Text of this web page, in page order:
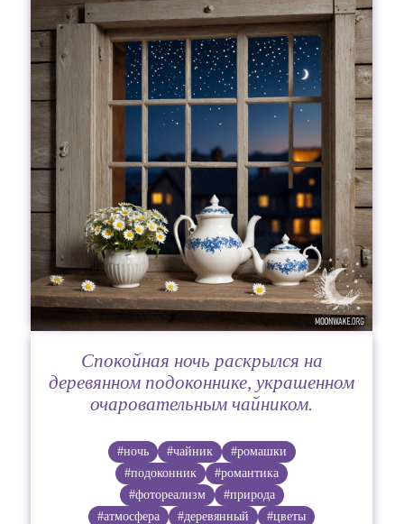
Спокойная ночь раскрылся на
деревянном подоконнике, украшенном
очаровательным чайником.
#ночь #чайник
#ромашки
#подоконник
#романтика
#фотореализм
#природа
#атмосфера
#деревянный #цветы